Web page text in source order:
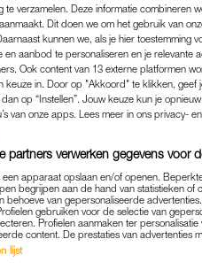
'IK
LEVEN
08-03-2026 |
te verzamelen. Deze informatie combineren
Dit doen we om het gebruik van
kunnen we, als je hier toestemming
en aanbod te personaliseren en je relevante
Ook content van 13 externe platformen
keuze in. Door op "Akkoord" te klikken,
op “Instellen”. Jouw keuze kun je
van onze apps. Lees meer in ons privacy-
partners verwerken gegevens voor
apparaat opslaan en/of openen.
begrijpen aan de hand van statistieken of
behoeve van gepersonaliseerde
gebruiken voor de selectie van
Profielen aanmaken ter
content. De prestaties van advertenties
lijst